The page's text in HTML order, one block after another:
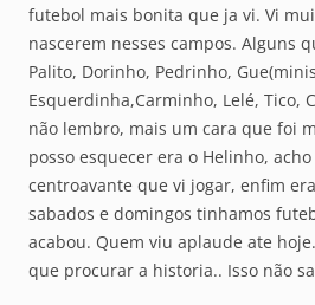
futebol mais bonita que ja vi. Vi
nascerem nesses campos. Alguns
Palito, Dorinho, Pedrinho,
Esquerdinha,Carminho, Lelé, Tico,
não lembro, mais um cara que foi
posso esquecer era o Helinho,
centroavante que vi jogar, enfim
sabados e domingos tinhamos
acabou. Quem viu aplaude ate
que procurar a historia.. Isso não